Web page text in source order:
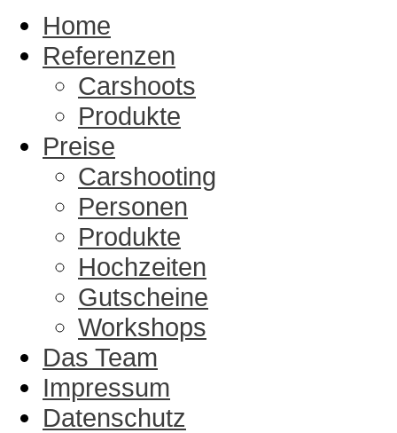
Home
Referenzen
Carshoots
Produkte
Preise
Carshooting
Personen
Produkte
Hochzeiten
Gutscheine
Workshops
Das Team
Impressum
Datenschutz